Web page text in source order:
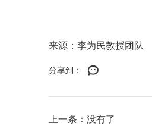
来源：李为民教授团队
分享到：
上一条：没有了